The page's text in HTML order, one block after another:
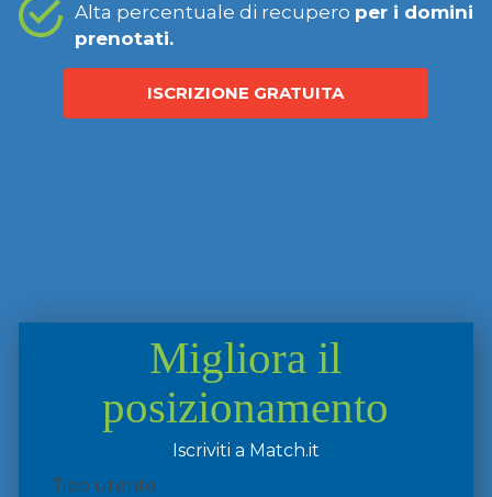
Alta percentuale di recupero per i domini
prenotati.
ISCRIZIONE GRATUITA
Migliora il
posizionamento
Iscriviti a Match.it
Tipo utente